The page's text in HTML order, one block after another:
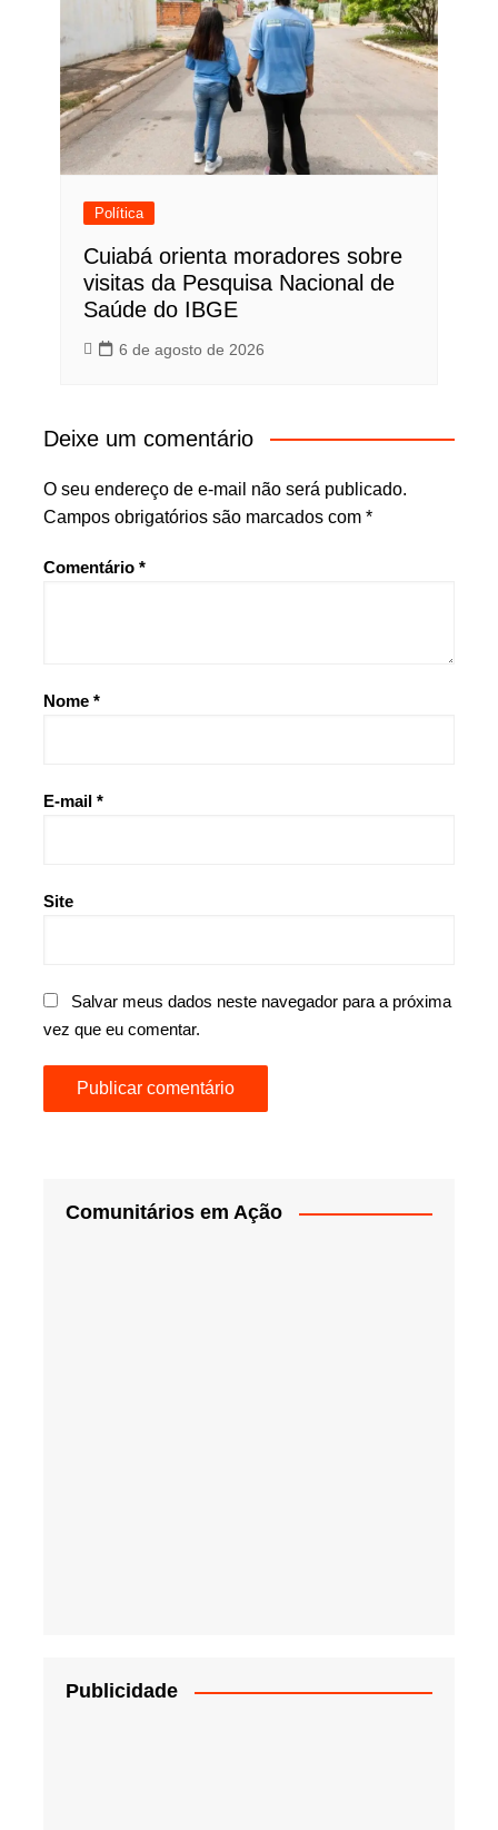
Política
Cuiabá orienta moradores sobre
visitas da Pesquisa Nacional de
Saúde do IBGE
6 de agosto de 2026
Deixe um comentário
O seu endereço de e-mail não será publicado.
Campos obrigatórios são marcados com *
Comentário *
Nome *
E-mail *
Site
Salvar meus dados neste navegador para a próxima
vez que eu comentar.
Comunitários em Ação
Publicidade